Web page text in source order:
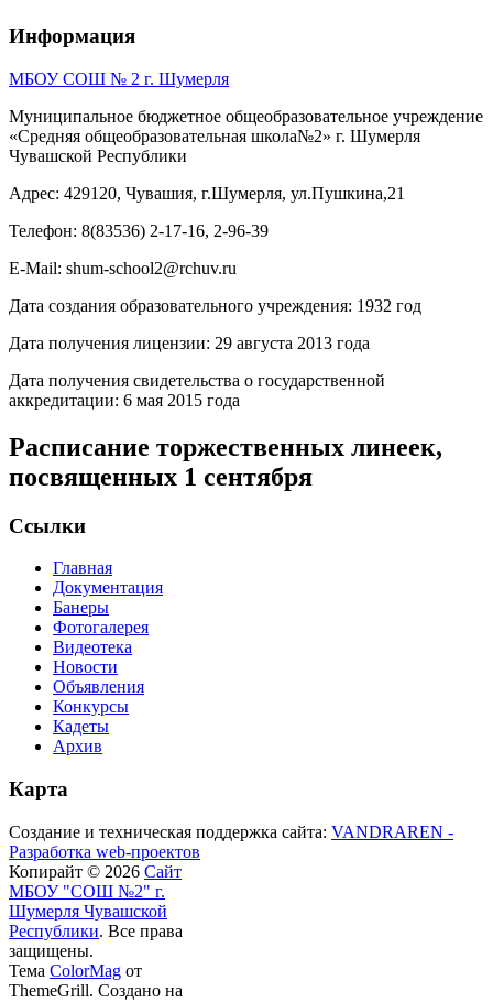
Информация
МБОУ СОШ № 2 г. Шумерля
Муниципальное бюджетное общеобразовательное учреждение
«Средняя общеобразовательная школа№2» г. Шумерля
Чувашской Республики
Адрес: 429120, Чувашия, г.Шумерля, ул.Пушкина,21
Телефон: 8(83536) 2-17-16, 2-96-39
E-Mail: shum-school2@rchuv.ru
Дата создания образовательного учреждения: 1932 год
Дата получения лицензии: 29 августа 2013 года
Дата получения свидетельства о государственной
аккредитации: 6 мая 2015 года
Расписание торжественных линеек,
посвященных 1 сентября
Ссылки
Главная
Документация
Банеры
Фотогалерея
Видеотека
Новости
Объявления
Конкурсы
Кадеты
Архив
Карта
Создание и техническая поддержка сайта: VANDRAREN -
Разработка web-проектов
Копирайт © 2026 Сайт
МБОУ "СОШ №2" г.
Шумерля Чувашской
Республики. Все права
защищены.
Тема ColorMag от
ThemeGrill. Создано на